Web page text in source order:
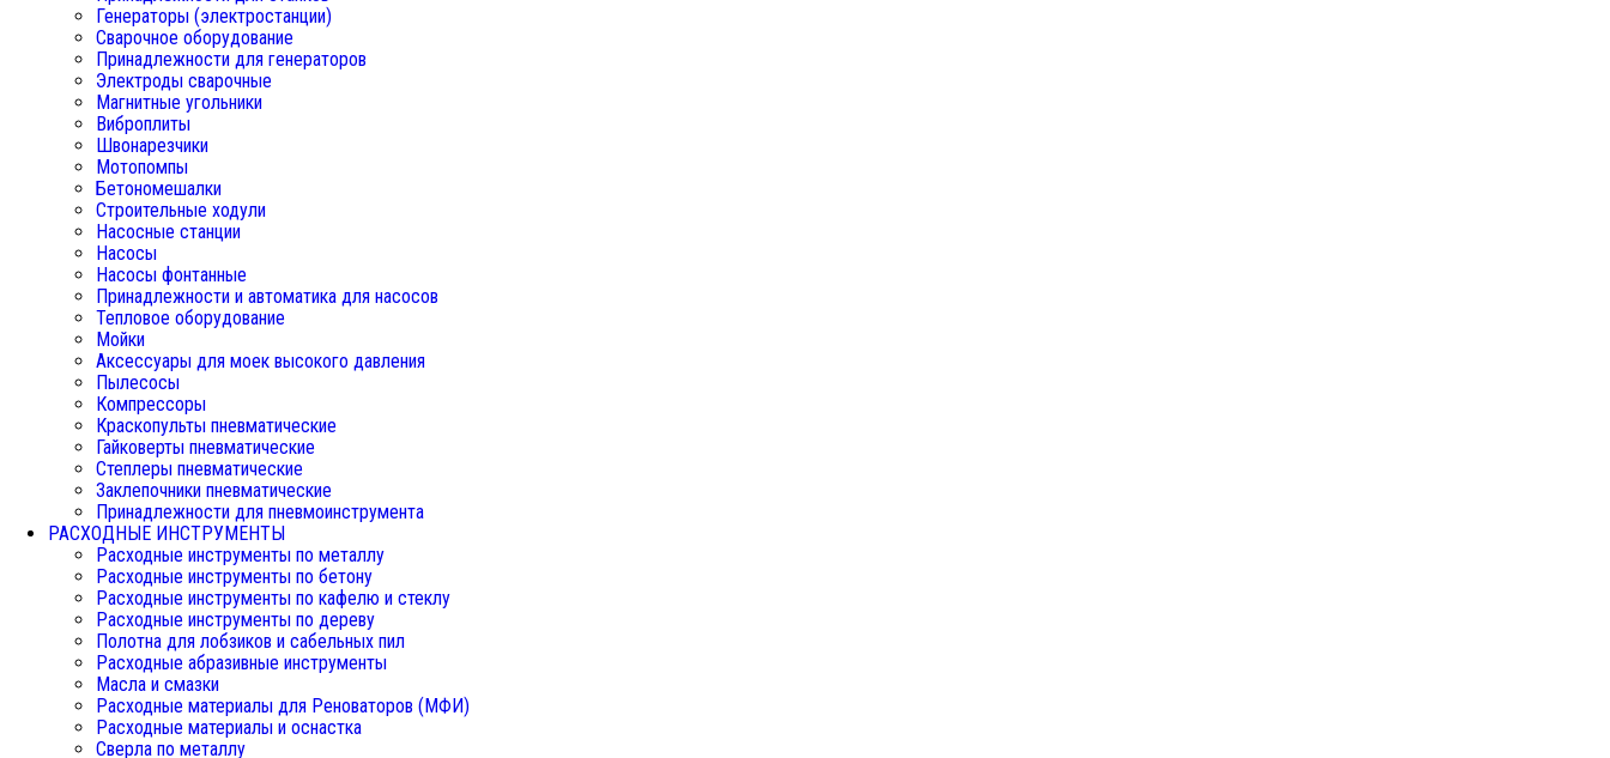
Генераторы (электростанции)
Сварочное оборудование
Принадлежности для генераторов
Электроды сварочные
Магнитные угольники
Виброплиты
Швонарезчики
Мотопомпы
Бетономешалки
Строительные ходули
Насосные станции
Насосы
Насосы фонтанные
Принадлежности и автоматика для насосов
Тепловое оборудование
Мойки
Аксессуары для моек высокого давления
Пылесосы
Компрессоры
Краскопульты пневматические
Гайковерты пневматические
Степлеры пневматические
Заклепочники пневматические
Принадлежности для пневмоинструмента
РАСХОДНЫЕ ИНСТРУМЕНТЫ
Расходные инструменты по металлу
Расходные инструменты по бетону
Расходные инструменты по кафелю и стеклу
Расходные инструменты по дереву
Полотна для лобзиков и сабельных пил
Расходные абразивные инструменты
Масла и смазки
Расходные материалы для Реноваторов (МФИ)
Расходные материалы и оснастка
Сверла по металлу